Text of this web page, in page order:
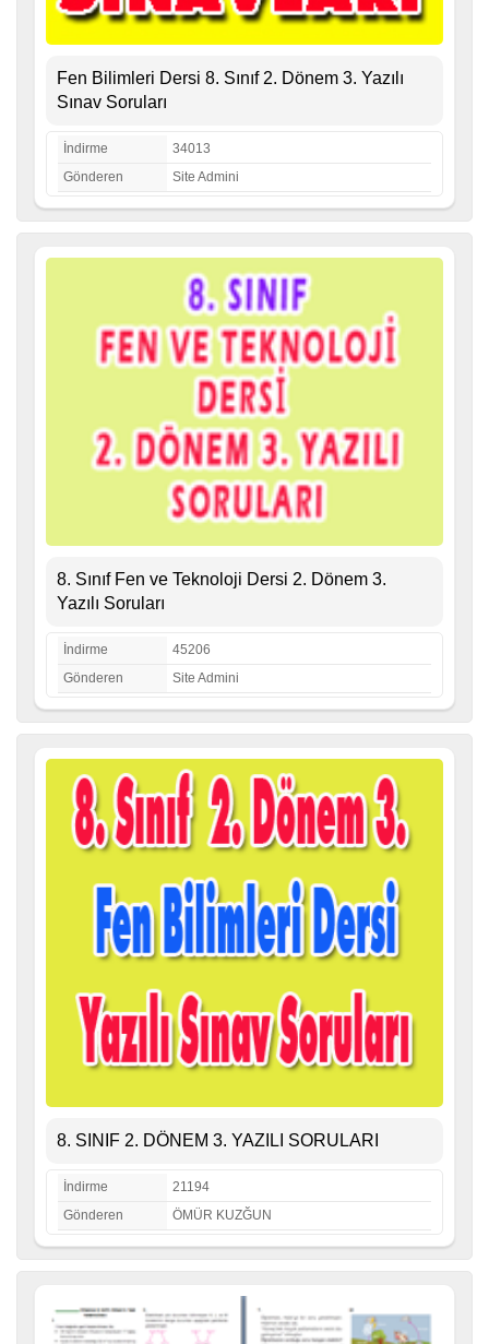
Fen Bilimleri Dersi 8. Sınıf 2. Dönem 3. Yazılı
Sınav Soruları
İndirme
34013
Gönderen
Site Admini
8. Sınıf Fen ve Teknoloji Dersi 2. Dönem 3.
Yazılı Soruları
İndirme
45206
Gönderen
Site Admini
8. SINIF 2. DÖNEM 3. YAZILI SORULARI
İndirme
21194
Gönderen
ÖMÜR KUZĞUN